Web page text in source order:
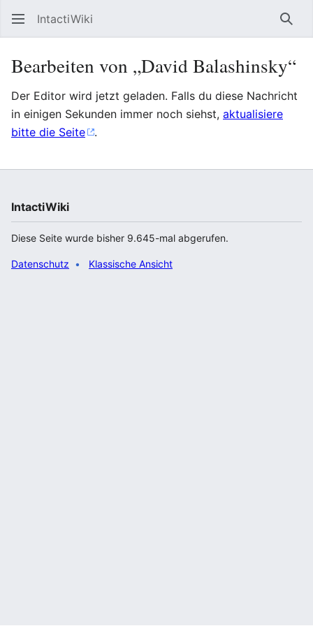
IntactiWiki
Bearbeiten von „David Balashinsky“
Der Editor wird jetzt geladen. Falls du diese Nachricht
in einigen Sekunden immer noch siehst, aktualisiere
bitte die Seite
.
IntactiWiki
Diese Seite wurde bisher 9.645-mal abgerufen.
Datenschutz Klassische Ansicht